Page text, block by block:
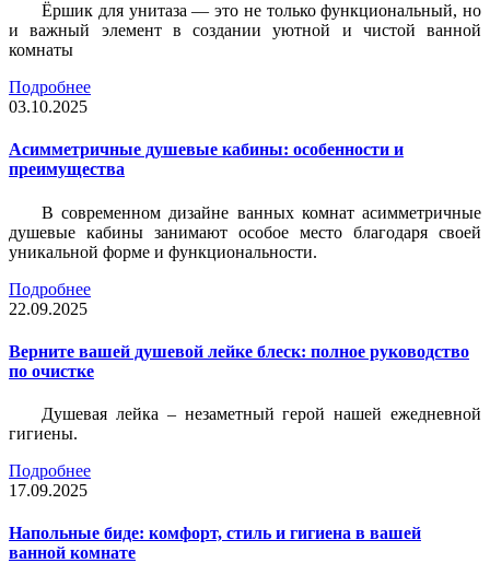
Ёршик для унитаза — это не только функциональный, но
и важный элемент в создании уютной и чистой ванной
комнаты
Подробнее
03.10.2025
Асимметричные душевые кабины: особенности и
преимущества
В современном дизайне ванных комнат асимметричные
душевые кабины занимают особое место благодаря своей
уникальной форме и функциональности.
Подробнее
22.09.2025
Верните вашей душевой лейке блеск: полное руководство
по очистке
Душевая лейка – незаметный герой нашей ежедневной
гигиены.
Подробнее
17.09.2025
Напольные биде: комфорт, стиль и гигиена в вашей
ванной комнате